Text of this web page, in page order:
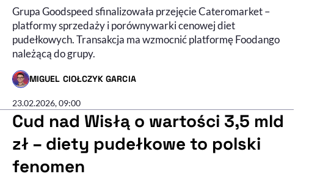
Grupa Goodspeed sfinalizowała przejęcie Cateromarket –
platformy sprzedaży i porównywarki cenowej diet
pudełkowych. Transakcja ma wzmocnić platformę Foodango
należącą do grupy.
MIGUEL CIOŁCZYK GARCIA
- AUTOR ARTYKUŁU - PROFIL
23.02.2026, 09:00
Cud nad Wisłą o wartości 3,5 mld
zł – diety pudełkowe to polski
fenomen